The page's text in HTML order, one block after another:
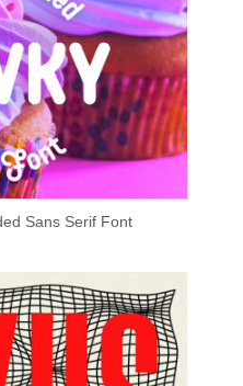
Sans Serif Font